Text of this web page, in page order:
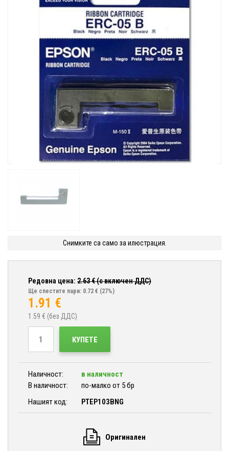
Снимките са само за илюстрация.
Редовна цена: 2.63€ (с включен ДДС)
Ще спестите пари: 0.72 € (27%)
1.91 €
1.59 € (без ДДС)
КУПЕТЕ
Наличност:
в наличност
В наличност:
по-малко от 5 бр
Нашият код:
PTEP103BNG
Оригинален